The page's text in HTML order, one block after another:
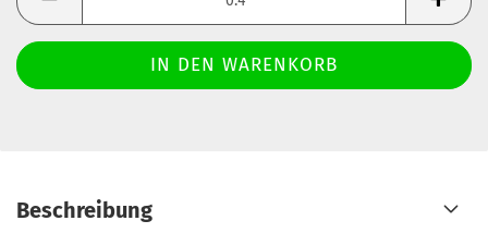
Meter
Beschreibung